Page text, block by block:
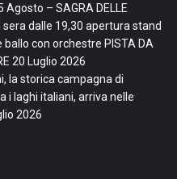
Agosto – SAGRA DELLE
sera dalle 19,30 apertura stand
con orchestre PISTA DA
20 Luglio 2026
la storica campagna di
i laghi italiani, arriva nelle
2026